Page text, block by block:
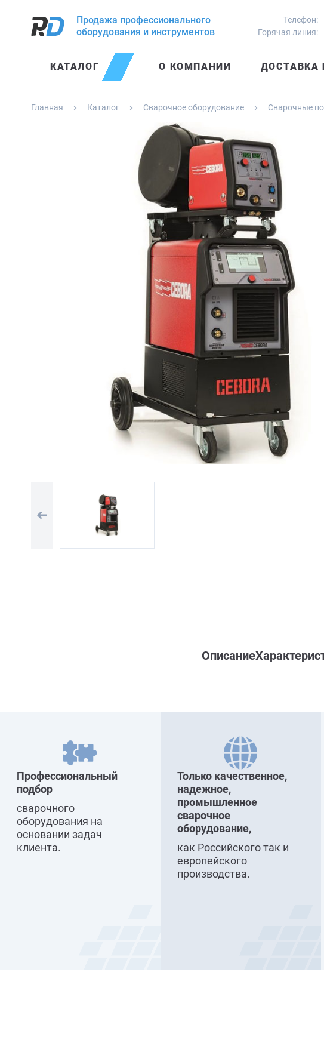
Продажа профессионального
оборудования и инструментов
Телефон:
Горячая линия:
КАТАЛОГ О КОМПАНИИ ДОСТАВКА
Главная Каталог Сварочное оборудование Сварочные
Описание
Профессиональный
подбор
сварочного
оборудования на
основании задач
клиента.
Только качественное,
надежное,
промышленное
сварочное
оборудование,
как Российского так и
европейского
производства.